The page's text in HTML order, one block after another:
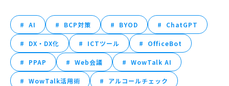
AI BCP対策 BYOD ChatGPT
DX・DX化 ICTツール OfficeBot
PPAP Web会議 WowTalk AI
WowTalk活用術 アルコールチェック